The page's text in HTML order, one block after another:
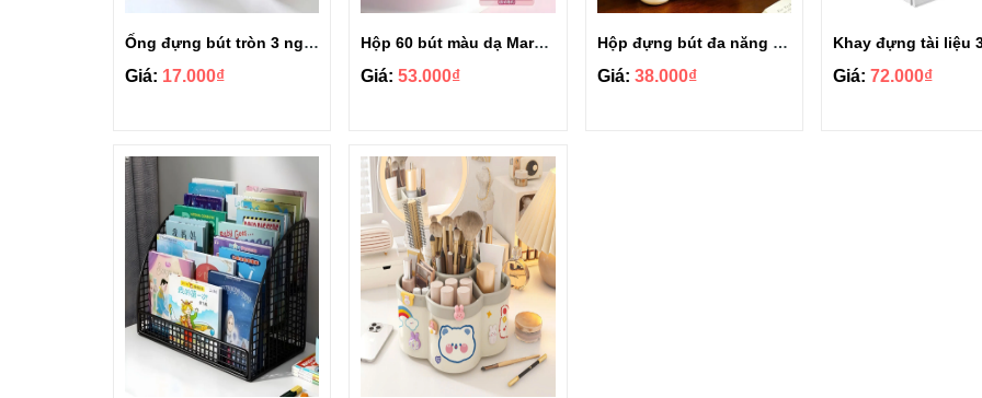
Ống đựng bút tròn 3 ngăn tiện dụng xinh xắn
Giá: 17.000₫
Hộp 60 bút màu dạ Marker Acrylic chống nước
Giá:53.000₫
Hộp đựng bút đa năng để bàn học
Giá: 38.000₫ Giá:72.000₫